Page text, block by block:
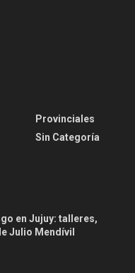
Provinciales
Sin Categoría
en Jujuy: talleres,
Julio Mendívil